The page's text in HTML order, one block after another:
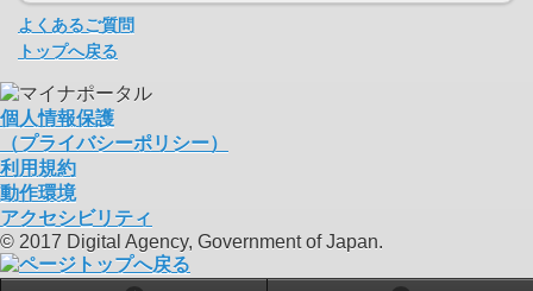
よくあるご質問
トップへ戻る
個人情報保護
（プライバシーポリシー）
利用規約
動作環境
アクセシビリティ
© 2017 Digital Agency, Government of Japan.